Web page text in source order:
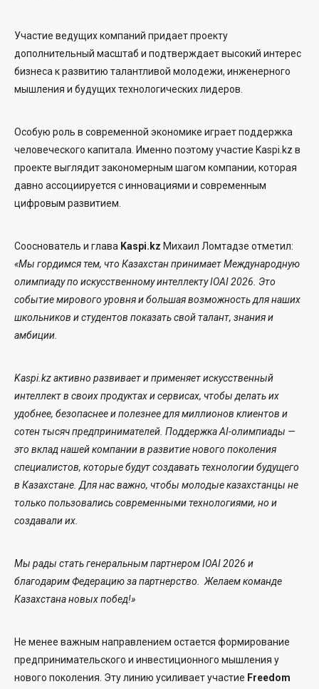
Участие ведущих компаний придает проекту
дополнительный масштаб и подтверждает высокий интерес
бизнеса к развитию талантливой молодежи, инженерного
мышления и будущих технологических лидеров.
Особую роль в современной экономике играет поддержка
человеческого капитала. Именно поэтому участие Kaspi.kz в
проекте выглядит закономерным шагом компании, которая
давно ассоциируется с инновациями и современным
цифровым развитием.
Сооснователь и глава Kaspi.kz Михаил Ломтадзе отметил:
«Мы гордимся тем, что Казахстан принимает Международную
олимпиаду по искусственному интеллекту IOAI 2026. Это
событие мирового уровня и большая возможность для наших
школьников и студентов показать свой талант, знания и
амбиции.
Kaspi.kz активно развивает и применяет искусственный
интеллект в своих продуктах и сервисах, чтобы делать их
удобнее, безопаснее и полезнее для миллионов клиентов и
сотен тысяч предпринимателей. Поддержка AI-олимпиады —
это вклад нашей компании в развитие нового поколения
специалистов, которые будут создавать технологии будущего
в Казахстане. Для нас важно, чтобы молодые казахстанцы не
только пользовались современными технологиями, но и
создавали их.
Мы рады стать генеральным партнером IOAI 2026 и
благодарим Федерацию за партнерство. Желаем команде
Казахстана новых побед!»
Не менее важным направлением остается формирование
предпринимательского и инвестиционного мышления у
нового поколения. Эту линию усиливает участие Freedom